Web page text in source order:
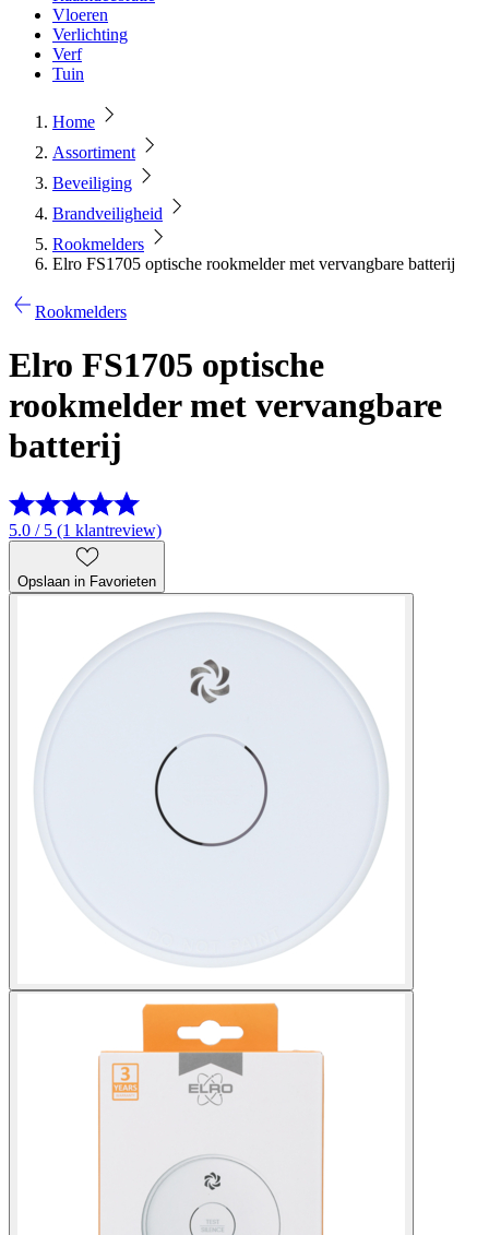
Vloeren
Verlichting
Verf
Tuin
Home
Assortiment
Beveiliging
Brandveiligheid
Rookmelders
Elro FS1705 optische rookmelder met vervangbare batterij
Rookmelders
Elro FS1705 optische
rookmelder met vervangbare
batterij
5.0 / 5 (1 klantreview)
Opslaan in Favorieten